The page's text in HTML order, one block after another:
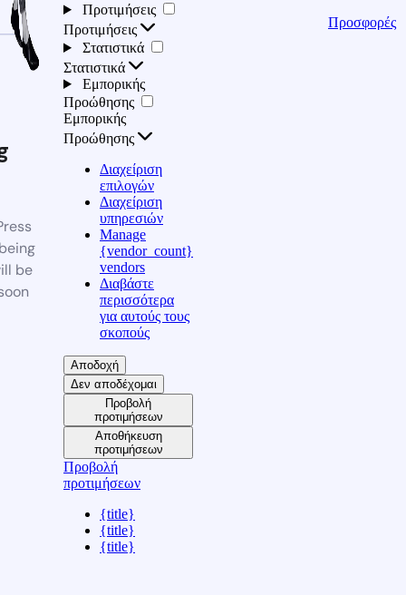
be
Προτιμήσεις
Προτιμήσεις
Στατιστικά
Στατιστικά
Εμπορικής
Προώθησης
Εμπορικής
Προώθησης
Διαχείριση
επιλογών
Διαχείριση
υπηρεσιών
Manage
{vendor_count}
vendors
Διαβάστε
περισσότερα
για αυτούς τους
σκοπούς
Αποδοχή
Δεν αποδέχομαι
Προβολή
προτιμήσεων
Αποθήκευση
προτιμήσεων
Προβολή
προτιμήσεων
{title}
{title}
{title}
Προσφορές